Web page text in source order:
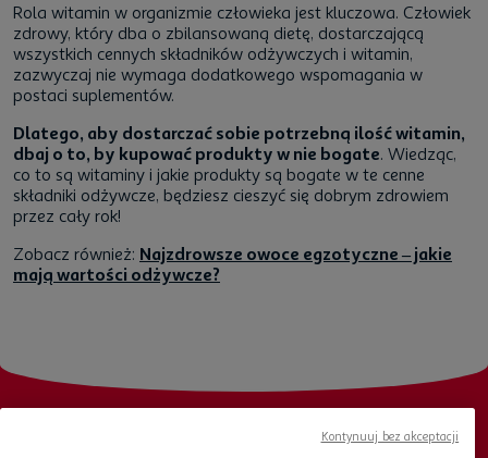
Rola witamin w organizmie człowieka jest kluczowa. Człowiek
zdrowy, który dba o zbilansowaną dietę, dostarczającą
wszystkich cennych składników odżywczych i witamin,
zazwyczaj nie wymaga dodatkowego wspomagania w
postaci suplementów.
Dlatego, aby dostarczać sobie potrzebną ilość witamin,
dbaj o to, by kupować produkty w nie bogate. Wiedząc,
co to są witaminy i jakie produkty są bogate w te cenne
składniki odżywcze, będziesz cieszyć się dobrym zdrowiem
przez cały rok!
Zobacz również: Najzdrowsze owoce egzotyczne – jakie
mają wartości odżywcze?
Chcesz otrzymywać nowości?Kontynuuj bez akceptacji